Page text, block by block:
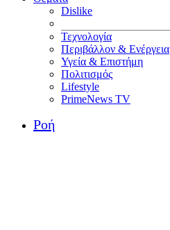
Dislike
Τεχνολογία
Περιβάλλον & Ενέργεια
Υγεία & Επιστήμη
Πολιτισμός
Lifestyle
PrimeNews TV
Ροή